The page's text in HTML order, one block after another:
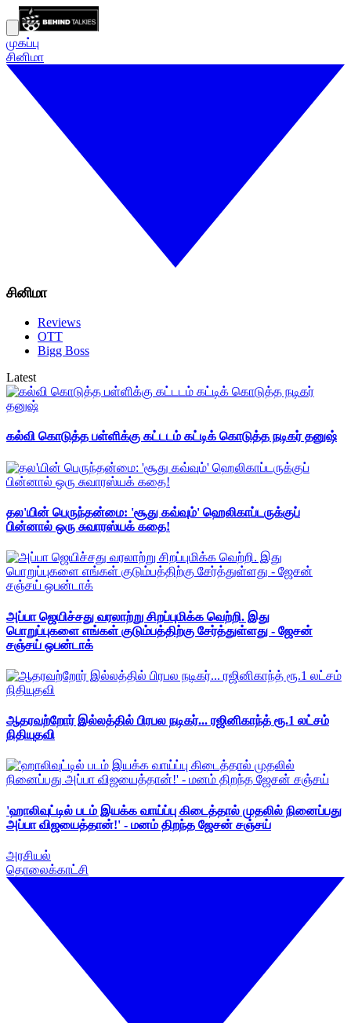
முகப்பு
சினிமா
சினிமா
Reviews
OTT
Bigg Boss
Latest
கல்வி கொடுத்த பள்ளிக்கு கட்டடம் கட்டிக் கொடுத்த நடிகர் தனுஷ்
தல'யின் பெருந்தன்மை: 'சூது கவ்வும்' ஹெலிகாப்டருக்குப்
பின்னால் ஒரு சுவாரஸ்யக் கதை!
அப்பா ஜெயிச்சது வரலாற்று சிறப்புமிக்க வெற்றி. இது
பொறுப்புகளை எங்கள் குடும்பத்திற்கு சேர்த்துள்ளது - ஜேசன்
சஞ்சய் ஒபன்டாக்
ஆதரவற்றோர் இல்லத்தில் பிரபல நடிகர்... ரஜினிகாந்த் ரூ.1 லட்சம்
நிதியுதவி
'ஹாலிவுட்டில் படம் இயக்க வாய்ப்பு கிடைத்தால் முதலில் நினைப்பது
அப்பா விஜயைத்தான்!' - மனம் திறந்த ஜேசன் சஞ்சய்
அரசியல்
தொலைக்காட்சி